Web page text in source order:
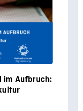
im Aufbruch: